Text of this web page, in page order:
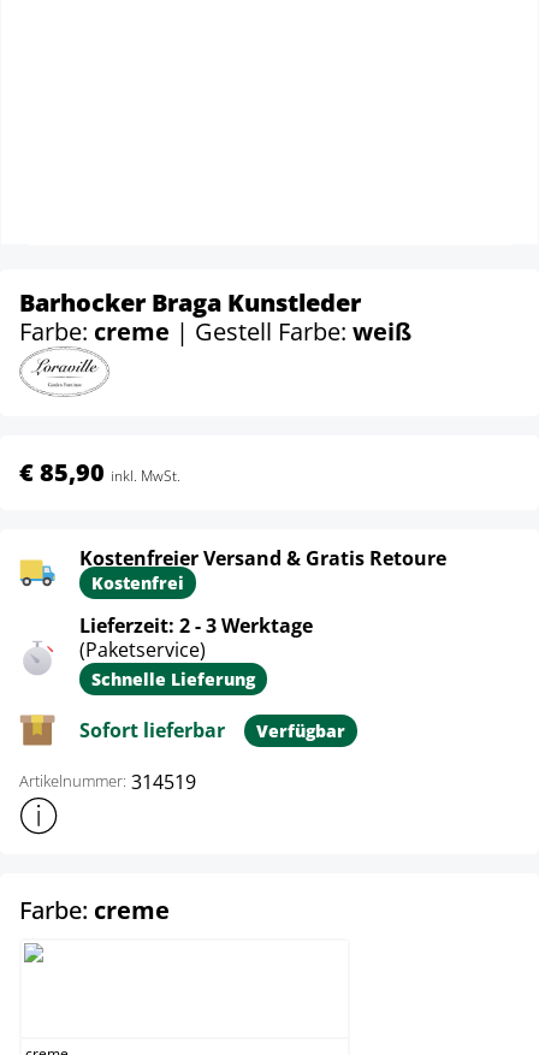
Barhocker Braga Kunstleder
Farbe: creme | Gestell Farbe: weiß
€ 85,90 inkl. MwSt.
Kostenfreier Versand & Gratis Retoure
Kostenfrei
Lieferzeit: 2 - 3 Werktage
(Paketservice)
Schnelle Lieferung
Sofort lieferbar Verfügbar
Artikelnummer: 314519
Weitere Produktinformationen anzeigen
Farbe: creme